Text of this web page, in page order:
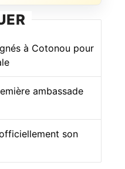
à Cotonou pour
ambassade
son